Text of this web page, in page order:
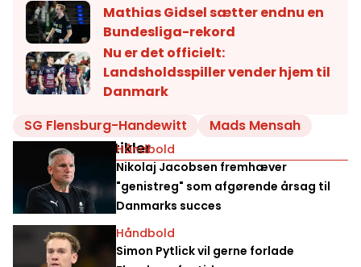
Mathias Gidsel sætter endnu en
Bundesliga-rekord
Nu er det officielt:
Landsholdsspiller vender hjem til
Danmark
SG Flensburg-Handewitt
Mads Mensah
Relaterede artikler
Håndbold
Nikolaj Jacobsen fremhæver
"genistreg" som afgørende årsag til
Danmarks succes
Håndbold
Simon Pytlick vil gerne forlade